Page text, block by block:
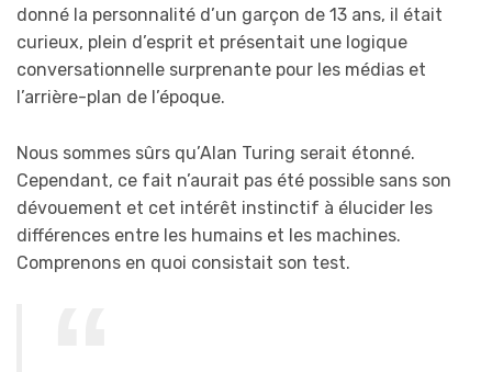
donné la personnalité d’un garçon de 13 ans, il était
curieux, plein d’esprit et présentait une logique
conversationnelle surprenante pour les médias et
l’arrière-plan de l’époque.
Nous sommes sûrs qu’Alan Turing serait étonné.
Cependant, ce fait n’aurait pas été possible sans son
dévouement et cet intérêt instinctif à élucider les
différences entre les humains et les machines.
Comprenons en quoi consistait son test.